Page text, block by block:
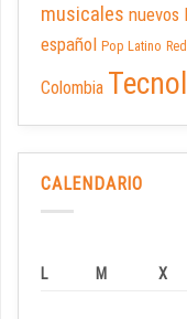
musicales nuevos
español Pop Latino
Colombia
CALENDARIO
L M X